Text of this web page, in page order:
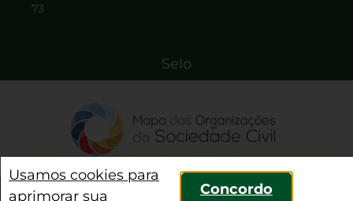
73
Selo
Concordo
Usamos cookies para
aprimorar sua